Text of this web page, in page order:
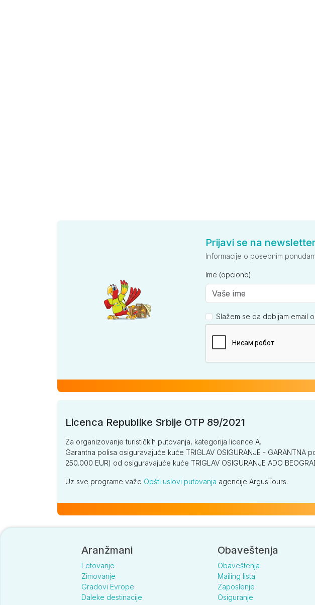
Prijavi se na newsletter
Informacije o posebnim
Ime (opciono)
Slažem se da dobijam email
Licenca Republike Srbije OTP 89/2021
Za organizovanje turističkih putovanja, kategorija licence A.
Garantna polisa osiguravajuće kuće TRIGLAV OSIGURANJE -
250.000 EUR) od osiguravajuće kuće TRIGLAV OSIGURANJE ADO
Uz sve programe važe Opšti uslovi putovanja agencije ArgusTours.
Aranžmani
Letovanje
Zimovanje
Gradovi Evrope
Daleke destinacije
Obaveštenja
Obaveštenja
Mailing lista
Zaposlenje
Osiguranje